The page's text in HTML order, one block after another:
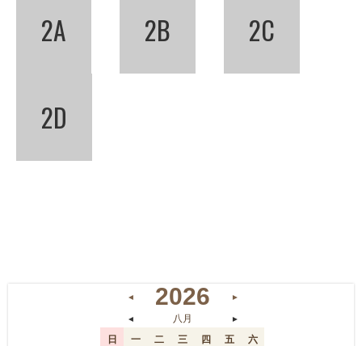
2A 2B 2C
2D
◄ 2026
►
◄
八月 ►
日 一 二 三 四 五
六